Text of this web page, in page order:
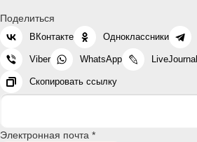
Поделиться
ВКонтакте Одноклассники
Viber WhatsApp LiveJournal
Скопировать ссылку
Электронная почта *